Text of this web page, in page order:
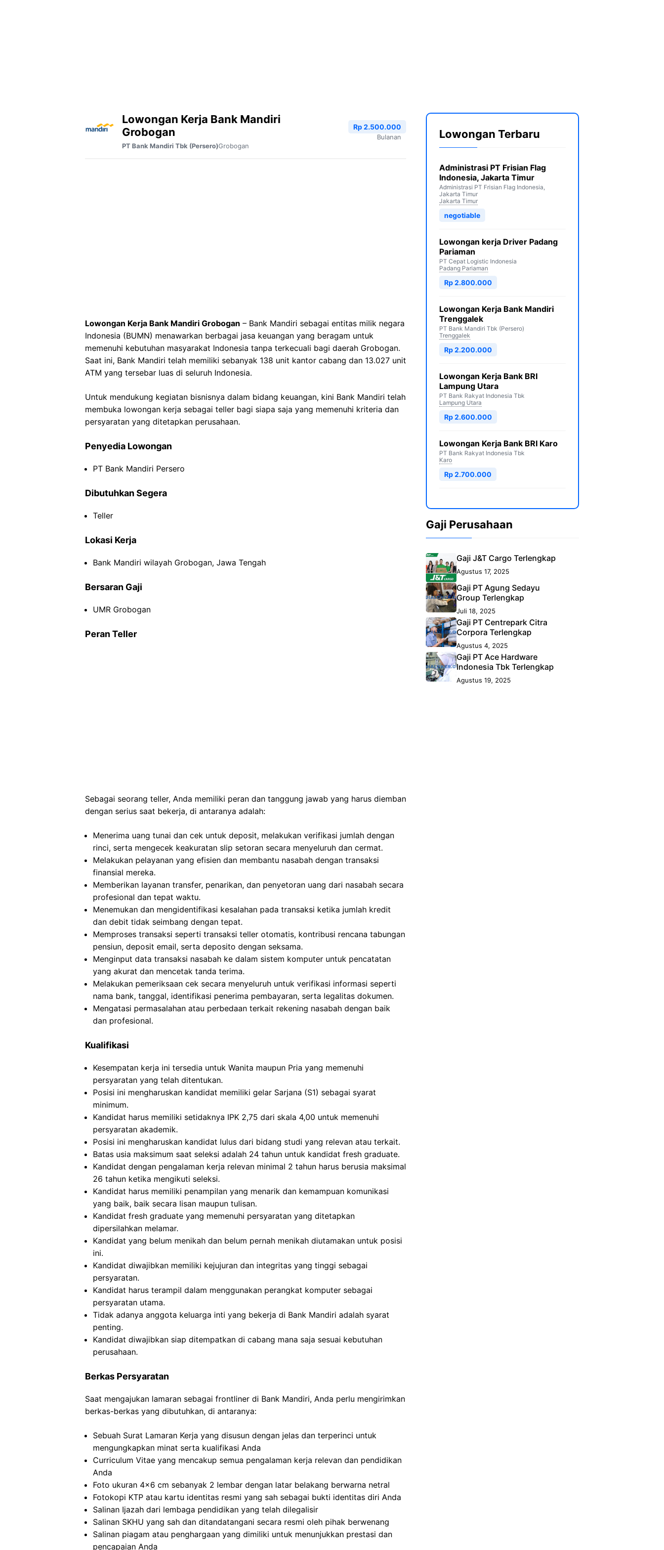
Lowongan Kerja Bank Mandiri
Grobogan
PT Bank Mandiri Tbk (Persero)Grobogan
Rp 2.500.000
Bulanan
Lowongan Kerja Bank Mandiri Grobogan – Bank Mandiri sebagai entitas milik negara
Indonesia (BUMN) menawarkan berbagai jasa keuangan yang beragam untuk
memenuhi kebutuhan masyarakat Indonesia tanpa terkecuali bagi daerah Grobogan.
Saat ini, Bank Mandiri telah memiliki sebanyak 138 unit kantor cabang dan 13.027 unit
ATM yang tersebar luas di seluruh Indonesia.
Untuk mendukung kegiatan bisnisnya dalam bidang keuangan, kini Bank Mandiri telah
membuka lowongan kerja sebagai teller bagi siapa saja yang memenuhi kriteria dan
persyaratan yang ditetapkan perusahaan.
Penyedia Lowongan
PT Bank Mandiri Persero
Dibutuhkan Segera
Teller
Lokasi Kerja
Bank Mandiri wilayah Grobogan, Jawa Tengah
Bersaran Gaji
UMR Grobogan
Peran Teller
Sebagai seorang teller, Anda memiliki peran dan tanggung jawab yang harus diemban
dengan serius saat bekerja, di antaranya adalah:
Menerima uang tunai dan cek untuk deposit, melakukan verifikasi jumlah dengan
rinci, serta mengecek keakuratan slip setoran secara menyeluruh dan cermat.
Melakukan pelayanan yang efisien dan membantu nasabah dengan transaksi
finansial mereka.
Memberikan layanan transfer, penarikan, dan penyetoran uang dari nasabah secara
profesional dan tepat waktu.
Menemukan dan mengidentifikasi kesalahan pada transaksi ketika jumlah kredit
dan debit tidak seimbang dengan tepat.
Memproses transaksi seperti transaksi teller otomatis, kontribusi rencana tabungan
pensiun, deposit email, serta deposito dengan seksama.
Menginput data transaksi nasabah ke dalam sistem komputer untuk pencatatan
yang akurat dan mencetak tanda terima.
Melakukan pemeriksaan cek secara menyeluruh untuk verifikasi informasi seperti
nama bank, tanggal, identifikasi penerima pembayaran, serta legalitas dokumen.
Mengatasi permasalahan atau perbedaan terkait rekening nasabah dengan baik
dan profesional.
Kualifikasi
Kesempatan kerja ini tersedia untuk Wanita maupun Pria yang memenuhi
persyaratan yang telah ditentukan.
Posisi ini mengharuskan kandidat memiliki gelar Sarjana (S1) sebagai syarat
minimum.
Kandidat harus memiliki setidaknya IPK 2,75 dari skala 4,00 untuk memenuhi
persyaratan akademik.
Posisi ini mengharuskan kandidat lulus dari bidang studi yang relevan atau terkait.
Batas usia maksimum saat seleksi adalah 24 tahun untuk kandidat fresh graduate.
Kandidat dengan pengalaman kerja relevan minimal 2 tahun harus berusia maksimal
26 tahun ketika mengikuti seleksi.
Kandidat harus memiliki penampilan yang menarik dan kemampuan komunikasi
yang baik, baik secara lisan maupun tulisan.
Kandidat fresh graduate yang memenuhi persyaratan yang ditetapkan
dipersilahkan melamar.
Kandidat yang belum menikah dan belum pernah menikah diutamakan untuk posisi
ini.
Kandidat diwajibkan memiliki kejujuran dan integritas yang tinggi sebagai
persyaratan.
Kandidat harus terampil dalam menggunakan perangkat komputer sebagai
persyaratan utama.
Tidak adanya anggota keluarga inti yang bekerja di Bank Mandiri adalah syarat
penting.
Kandidat diwajibkan siap ditempatkan di cabang mana saja sesuai kebutuhan
perusahaan.
Berkas Persyaratan
Saat mengajukan lamaran sebagai frontliner di Bank Mandiri, Anda perlu mengirimkan
berkas-berkas yang dibutuhkan, di antaranya:
Sebuah Surat Lamaran Kerja yang disusun dengan jelas dan terperinci untuk
mengungkapkan minat serta kualifikasi Anda
Curriculum Vitae yang mencakup semua pengalaman kerja relevan dan pendidikan
Anda
Foto ukuran 4×6 cm sebanyak 2 lembar dengan latar belakang berwarna netral
Fotokopi KTP atau kartu identitas resmi yang sah sebagai bukti identitas diri Anda
Salinan Ijazah dari lembaga pendidikan yang telah dilegalisir
Salinan SKHU yang sah dan ditandatangani secara resmi oleh pihak berwenang
Salinan piagam atau penghargaan yang dimiliki untuk menunjukkan prestasi dan
pencapaian Anda
Lowongan Terbaru
Administrasi PT Frisian Flag
Indonesia, Jakarta Timur
Administrasi PT Frisian Flag Indonesia,
Jakarta Timur
Jakarta Timur
negotiable
Lowongan kerja Driver Padang
Pariaman
PT Cepat Logistic Indonesia
Padang Pariaman
Rp 2.800.000
Lowongan Kerja Bank Mandiri
Trenggalek
PT Bank Mandiri Tbk (Persero)
Trenggalek
Rp 2.200.000
Lowongan Kerja Bank BRI
Lampung Utara
PT Bank Rakyat Indonesia Tbk
Lampung Utara
Rp 2.600.000
Lowongan Kerja Bank BRI Karo
PT Bank Rakyat Indonesia Tbk
Karo
Rp 2.700.000
Gaji Perusahaan
Gaji J&T Cargo Terlengkap
Agustus 17, 2025
Gaji PT Agung Sedayu
Group Terlengkap
Juli 18, 2025
Gaji PT Centrepark Citra
Corpora Terlengkap
Agustus 4, 2025
Gaji PT Ace Hardware
Indonesia Tbk Terlengkap
Agustus 19, 2025